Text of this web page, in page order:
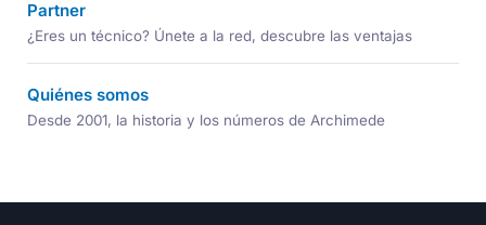
Partner
¿Eres un técnico? Únete a la red, descubre las ventajas
Quiénes somos
Desde 2001, la historia y los números de Archimede